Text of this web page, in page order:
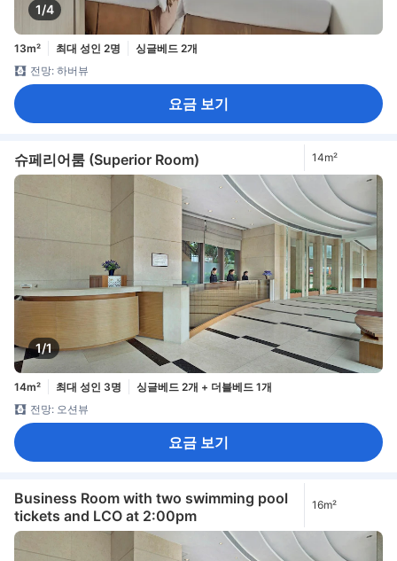
1/4
13m² 최대 성인 2명
싱글베드 2개
전망: 하버뷰
요금 보기
슈페리어룸 (Superior Room) 14m²
1/1
14m² 최대 성인 3명
싱글베드 2개 + 더블베드 1개
전망: 오션뷰
요금 보기
Business Room with two swimming pool
tickets and LCO at 2:00pm
16m²